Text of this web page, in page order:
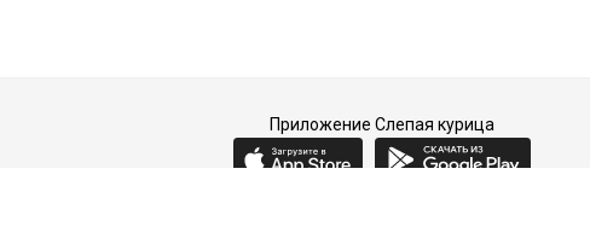
Приложение Слепая курица